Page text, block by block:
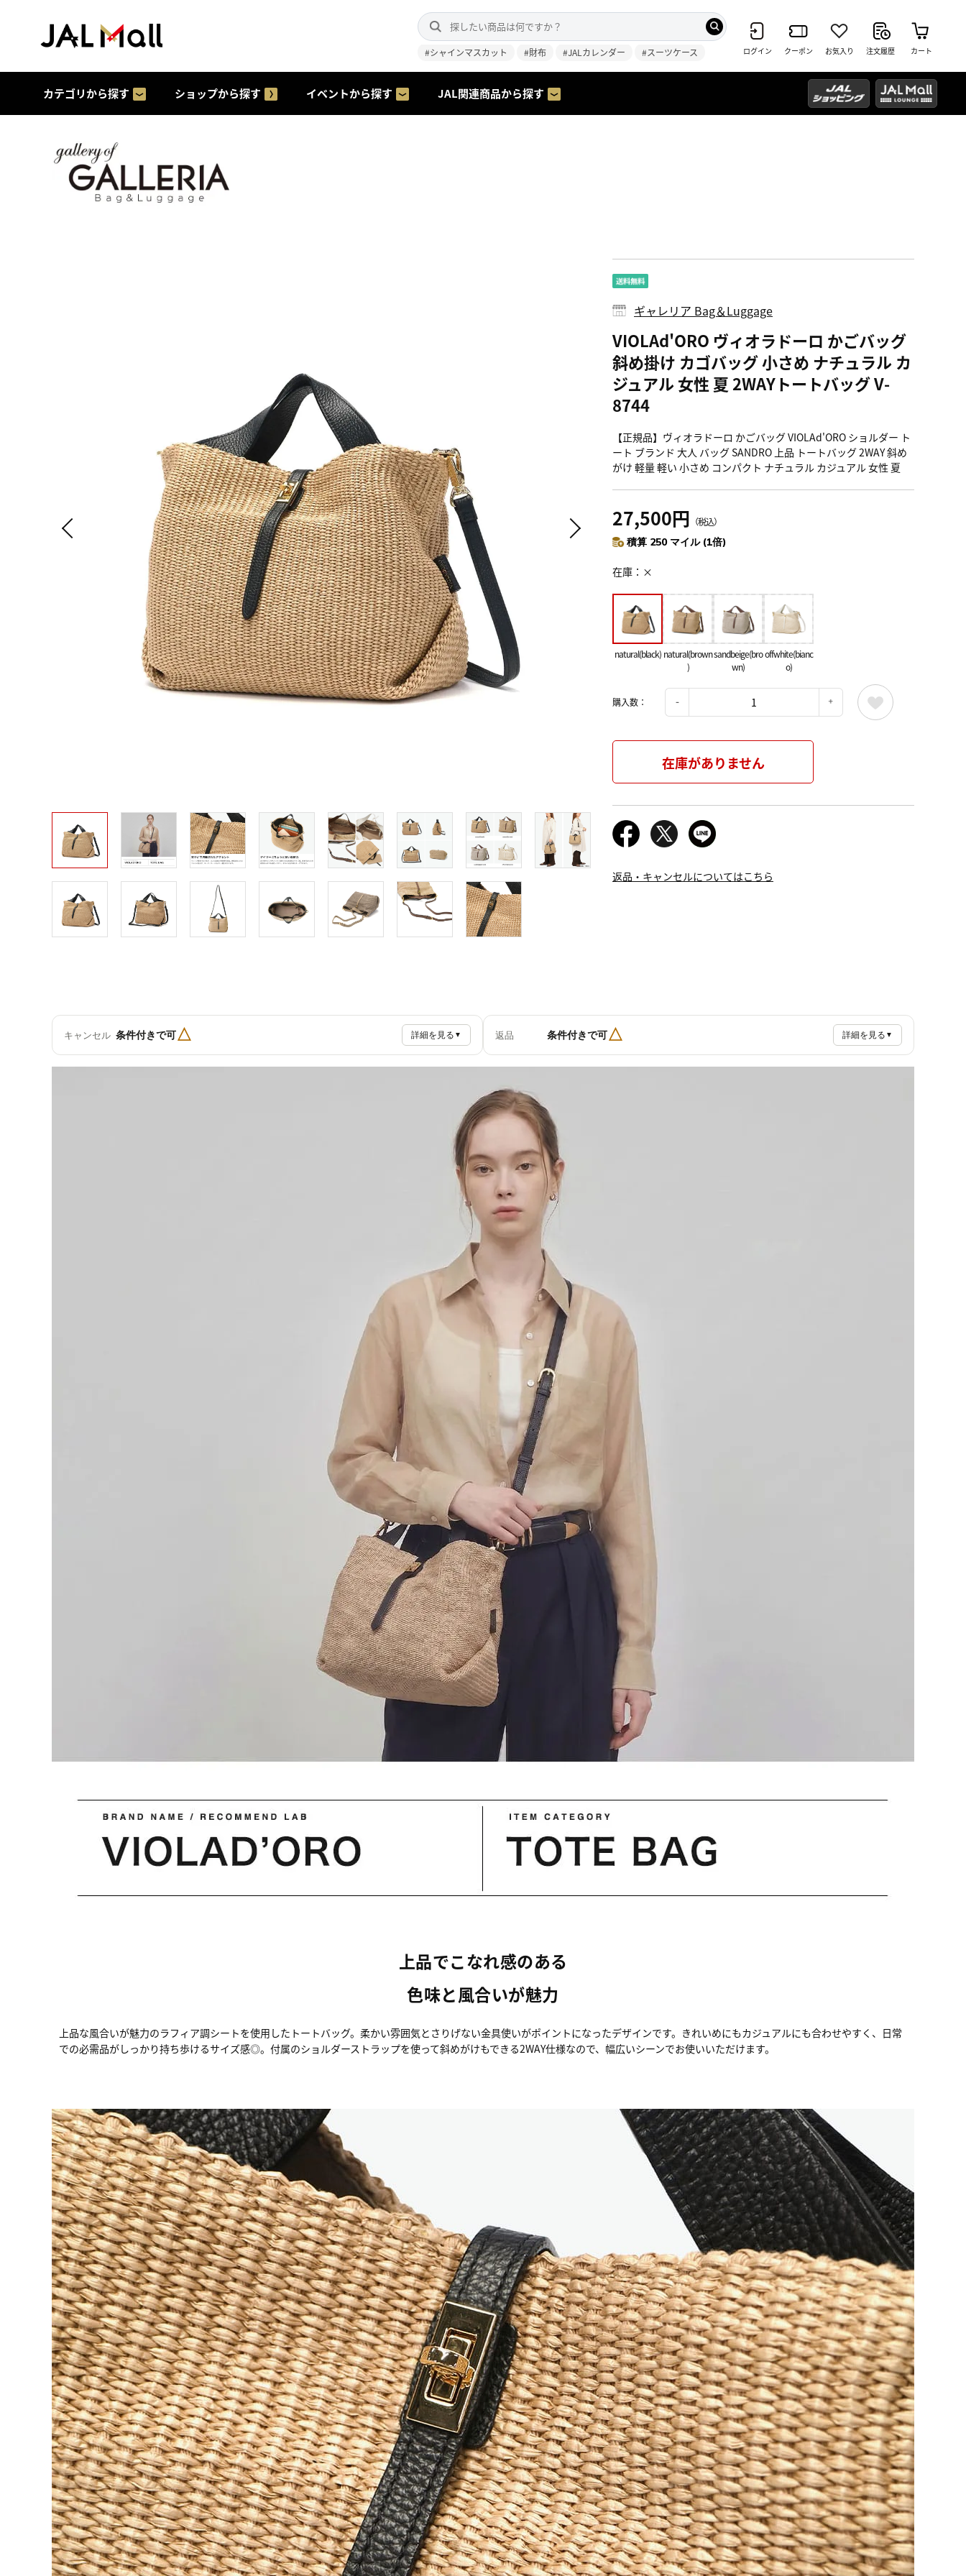
#シャインマスカット #財布 #JALカレンダー #スーツケース ログイン クーポン お気入り 注文履歴 カート
カテゴリから探す ショップから探す イベントから探す JAL関連商品から探す
ギャレリア Bag＆Luggage
VIOLAd'ORO ヴィオラドーロ かごバッグ
斜め掛け カゴバッグ 小さめ ナチュラル カ
ジュアル 女性 夏 2WAYトートバッグ V-
8744
【正規品】ヴィオラドーロ かごバッグ VIOLAd'ORO ショルダー ト
ート ブランド 大人 バッグ SANDRO 上品 トートバッグ 2WAY 斜め
がけ 軽量 軽い 小さめ コンパクト ナチュラル カジュアル 女性 夏
27,500円 （税込）
積算 250 マイル (1倍)
在庫 ×
natural(black) natural(brown
)
sandbeige(bro
wn)
offwhite(bianc
o)
購入数：
在庫がありません
返品・キャンセルについてはこちら
キャンセル 条件付きで可△ 詳細を見る ▼ 返品 条件付きで可△ 詳細を見る ▼
上品でこなれ感のある
色味と風合いが魅力
上品な風合いが魅力のラフィア調シートを使用したトートバッグ。柔かい雰囲気とさりげない金具使いがポイントになったデザインです。きれいめにもカジュアルにも合わせやすく、日常
での必需品がしっかり持ち歩けるサイズ感◎。付属のショルダーストラップを使って斜めがけもできる2WAY仕様なので、幅広いシーンでお使いいただけます。